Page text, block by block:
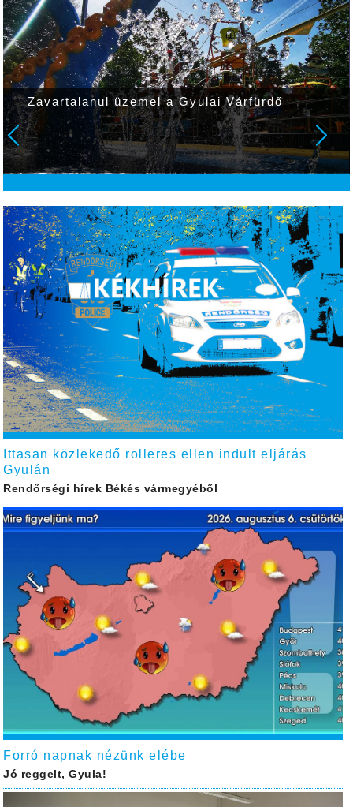
Zavartalanul üzemel a Gyulai Várfürdő
Ittasan közlekedő rolleres ellen indult eljárás
Gyulán
Rendőrségi hírek Békés vármegyéből
Forró napnak nézünk elébe
Jó reggelt, Gyula!